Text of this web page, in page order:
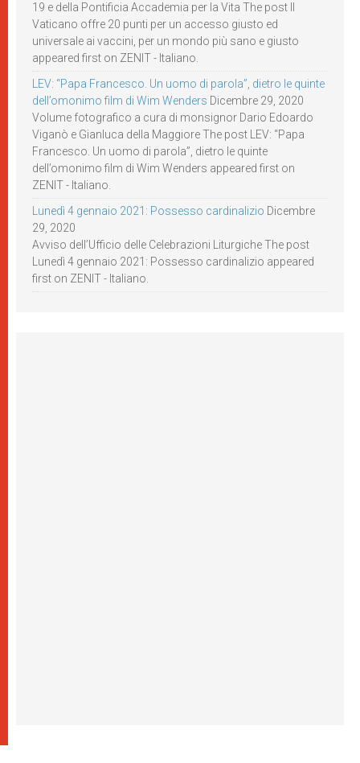
19 e della Pontificia Accademia per la Vita The post Il
Vaticano offre 20 punti per un accesso giusto ed
universale ai vaccini, per un mondo più sano e giusto
appeared first on ZENIT - Italiano.
LEV: “Papa Francesco. Un uomo di parola”, dietro le quinte
dell’omonimo film di Wim Wenders Dicembre 29, 2020
Volume fotografico a cura di monsignor Dario Edoardo
Viganò e Gianluca della Maggiore The post LEV: “Papa
Francesco. Un uomo di parola”, dietro le quinte
dell’omonimo film di Wim Wenders appeared first on
ZENIT - Italiano.
Lunedì 4 gennaio 2021: Possesso cardinalizio Dicembre
29, 2020
Avviso dell’Ufficio delle Celebrazioni Liturgiche The post
Lunedì 4 gennaio 2021: Possesso cardinalizio appeared
first on ZENIT - Italiano.